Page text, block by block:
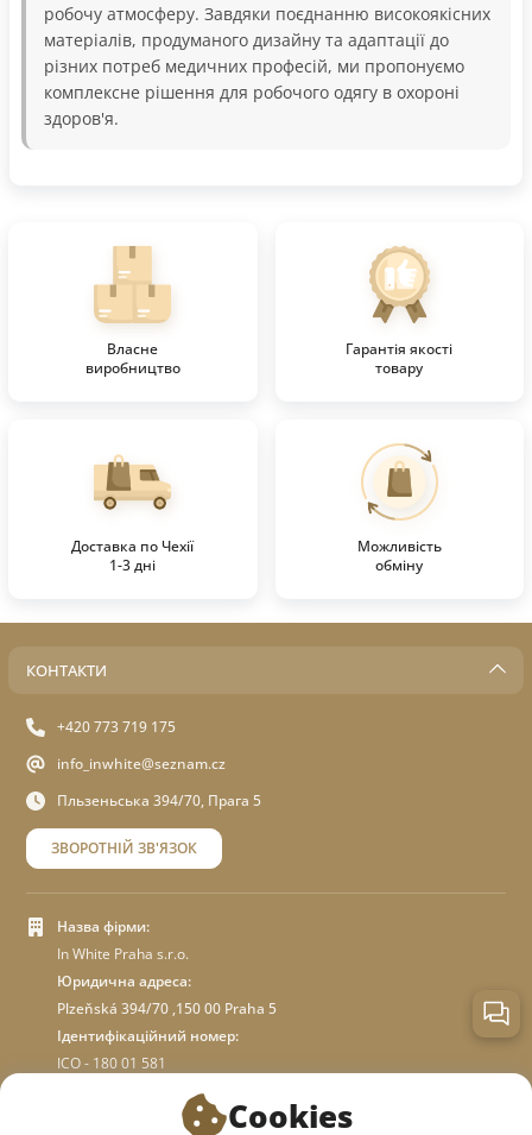
робочу атмосферу. Завдяки поєднанню високоякісних
матеріалів, продуманого дизайну та адаптації до
різних потреб медичних професій, ми пропонуємо
комплексне рішення для робочого одягу в охороні
здоров'я.
Власне
виробництво
Гарантія якості
товару
Доставка по Чехії
1-3 дні
Можливість
обміну
КОНТАКТИ
+420 773 719 175
info_inwhite@seznam.cz
Пльзеньська 394/70, Прага 5
ЗВОРОТНІЙ ЗВ'ЯЗОК
Назва фірми:
In White Praha s.r.o.
Юридична адреса:
Plzeňská 394/70 ,150 00 Praha 5
Ідентифікаційний номер:
ICO - 180 01 581
Cookies